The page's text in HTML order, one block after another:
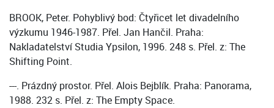
BROOK, Peter. Pohyblivý bod: Čtyřicet let divadelního
výzkumu 1946-1987. Přel. Jan Hančil. Praha:
Nakladatelství Studia Ypsilon, 1996. 248 s. Přel. z: The
Shifting Point.
---. Prázdný prostor. Přel. Alois Bejblík. Praha: Panorama,
1988. 232 s. Přel. z: The Empty Space.